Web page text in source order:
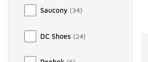
Saucony (34)
DC Shoes (24)